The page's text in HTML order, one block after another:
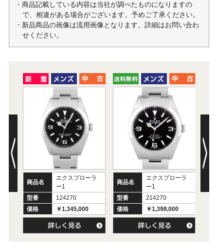
・商品記載している内容は当社が調べたものになりますの
で、相違がある場合がございます。予めご了承ください。
・新品商品の画像は流用画像となります。詳細はお問い合わ
せください。
商品名
エクスプローラ
ー1
型番
124270
価格
￥1,345,000
商品名
エクスプローラ
ー1
型番
214270
価格
￥1,398,000